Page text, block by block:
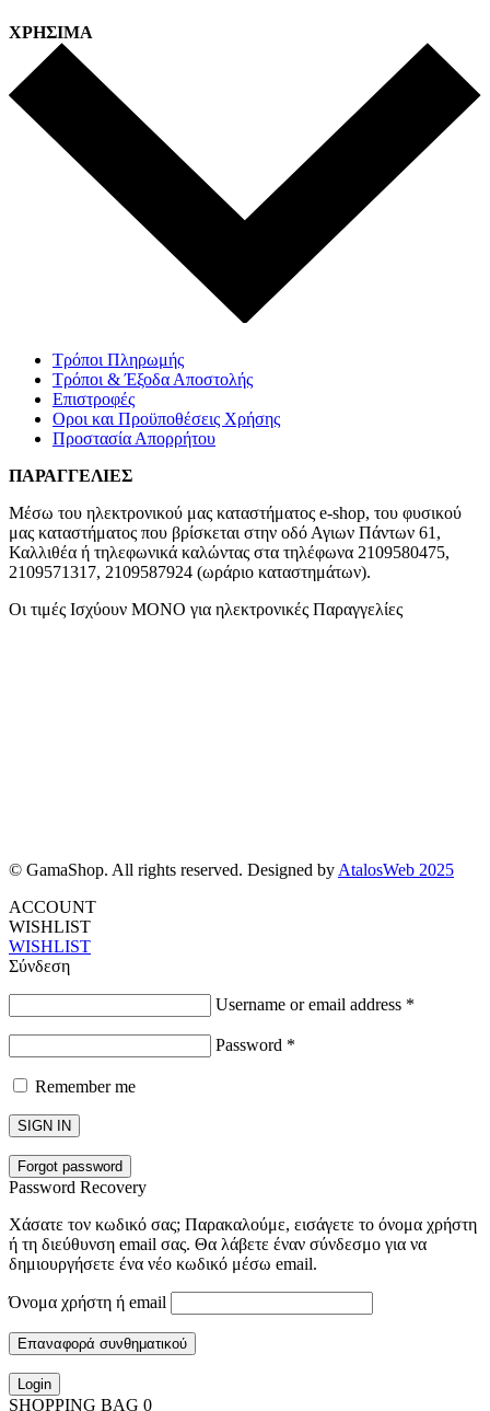
ΧΡΗΣΙΜΑ
Τρόποι Πληρωμής
Τρόποι & Έξοδα Αποστολής
Επιστροφές
Οροι και Προϋποθέσεις Χρήσης
Προστασία Απορρήτου
ΠΑΡΑΓΓΕΛΙΕΣ
Μέσω του ηλεκτρονικού μας καταστήματος e-shop, του φυσικού
μας καταστήματος που βρίσκεται στην οδό Αγιων Πάντων 61,
Καλλιθέα ή τηλεφωνικά καλώντας στα τηλέφωνα 2109580475,
2109571317, 2109587924 (ωράριο καταστημάτων).
Οι τιμές Ισχύουν ΜΟΝΟ για ηλεκτρονικές Παραγγελίες
© GamaShop. All rights reserved. Designed by AtalosWeb 2025
ACCOUNT
WISHLIST
WISHLIST
Σύνδεση
Username or email address *
Password *
Remember me
SIGN IN
Forgot password
Password Recovery
Χάσατε τον κωδικό σας; Παρακαλούμε, εισάγετε το όνομα χρήστη
ή τη διεύθυνση email σας. Θα λάβετε έναν σύνδεσμο για να
δημιουργήσετε ένα νέο κωδικό μέσω email.
Όνομα χρήστη ή email
Επαναφορά συνθηματικού
Login
SHOPPING BAG 0